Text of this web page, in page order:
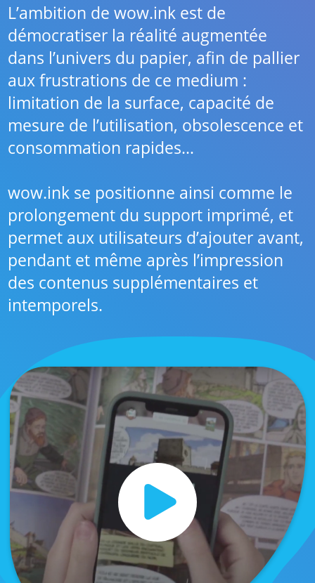
L’ambition de wow.ink est de
démocratiser la réalité augmentée
dans l’univers du papier, afin de pallier
aux frustrations de ce medium :
limitation de la surface, capacité de
mesure de l’utilisation, obsolescence et
consommation rapides…
wow.ink se positionne ainsi comme le
prolongement du support imprimé, et
permet aux utilisateurs d’ajouter avant,
pendant et même après l’impression
des contenus supplémentaires et
intemporels.